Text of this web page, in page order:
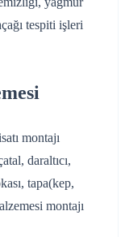
tespiti işleri
montajı
daraltıcı,
tapa(kep,
montajı